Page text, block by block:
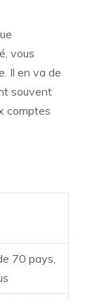
vous
Il en va de
souvent
comptes
70 pays,